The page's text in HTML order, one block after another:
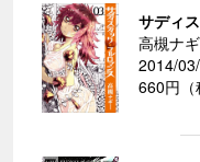
サディ
高槻ナ
2014/
660円（